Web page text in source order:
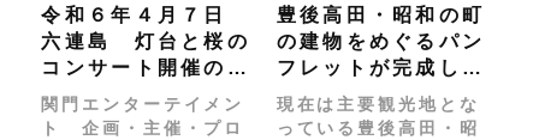
令和６年４月７日
六連島 灯台と桜の
コンサート開催のお
しらせ！
関門エンターテイメン
ト 企画・主催・プロ
豊後高田・昭和の町
の建物をめぐるパン
フレットが完成しま
した！
現在は主要観光地とな
っている豊後高田・昭